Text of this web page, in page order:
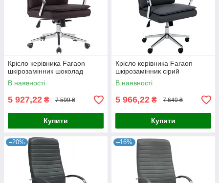
Крісло керівника Faraon
шкірозамінник шоколад
В наявності
5 927,22 ₴ 7 599 ₴
Купити
Крісло керівника Faraon
шкірозамінник сірий
В наявності
5 966,22 ₴ 7 649 ₴
Купити
–20% –16%